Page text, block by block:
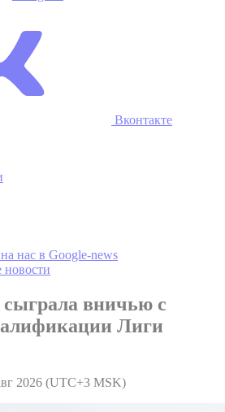
Вконтакте
наc в Google-news
новости
вничью с
Лиги
2026 (UTC+3 MSK)